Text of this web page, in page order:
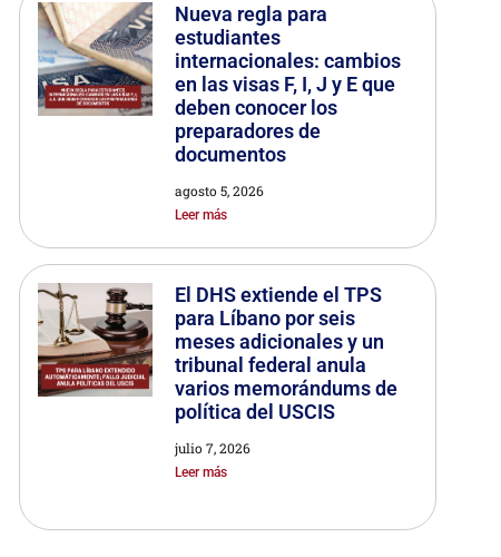
Nueva regla para
estudiantes
internacionales: cambios
en las visas F, I, J y E que
deben conocer los
preparadores de
documentos
agosto 5, 2026
Leer más
El DHS extiende el TPS
para Líbano por seis
meses adicionales y un
tribunal federal anula
varios memorándums de
política del USCIS
julio 7, 2026
Leer más